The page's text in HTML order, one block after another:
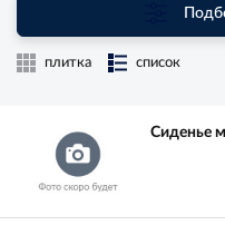
плитка список
Сиденье